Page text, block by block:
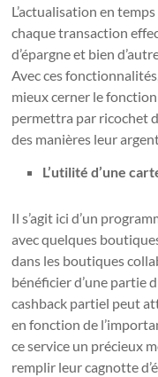
L’actualisation en
chaque transaction
d’épargne et bien
Avec ces
mieux cerner le
permettra par ricochet
des manières leur
L’utilité d’une
Il s’agit ici d’un
avec quelques
dans les boutiques
bénéficier d’une partie
cashback partiel peut
en fonction de
ce service un précieux
remplir leur cagnotte